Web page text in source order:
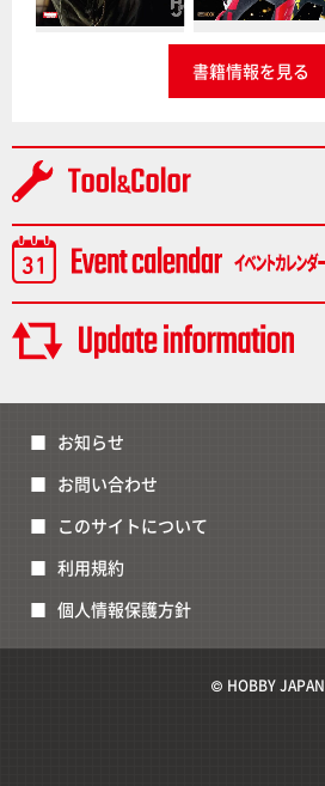
書籍情報を見る
お知らせ
お問い合わせ
このサイトについて
利用規約
個人情報保護方針
© HOBBY JAPAN